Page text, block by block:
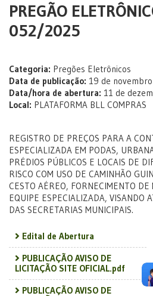
PREGÃO
052/2025
Categoria: Pregões Eletrônicos
Data de publicação: 19 de
Data/hora de abertura: 11 de
Local: PLATAFORMA BLL COMPRAS
REGISTRO DE PREÇOS PARA A
ESPECIALIZADA EM PODAS,
PRÉDIOS PÚBLICOS E LOCAIS DE
RISCO COM USO DE CAMINHÃO
CESTO AÉREO, FORNECIMENTO
EQUIPE ESPECIALIZADA, VISANDO
DAS SECRETARIAS MUNICIPAIS.
Edital de Abertura
PUBLICAÇÃO AVISO DE
LICITAÇÃO SITE OFICIAL.pdf
PUBLICAÇÃO AVISO DE